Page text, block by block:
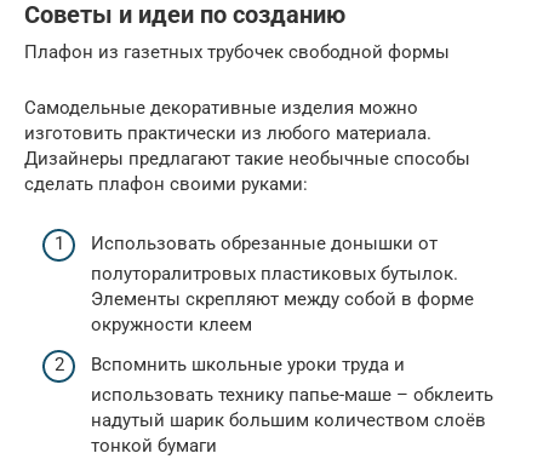
Советы и идеи по созданию
Плафон из газетных трубочек свободной формы
Самодельные декоративные изделия можно
изготовить практически из любого материала.
Дизайнеры предлагают такие необычные способы
сделать плафон своими руками:
Использовать обрезанные донышки от
полуторалитровых пластиковых бутылок.
Элементы скрепляют между собой в форме
окружности клеем
Вспомнить школьные уроки труда и
использовать технику папье-маше – обклеить
надутый шарик большим количеством слоёв
тонкой бумаги